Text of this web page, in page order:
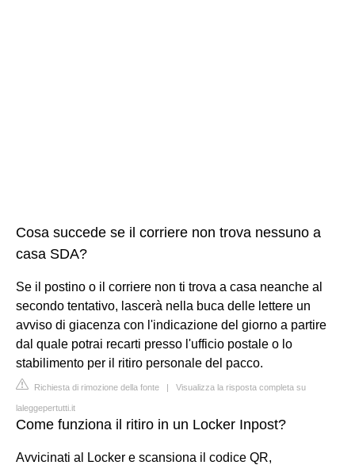
Cosa succede se il corriere non trova nessuno a
casa SDA?
Se il postino o il corriere non ti trova a casa neanche al
secondo tentativo, lascerà nella buca delle lettere un
avviso di giacenza con l'indicazione del giorno a partire
dal quale potrai recarti presso l'ufficio postale o lo
stabilimento per il ritiro personale del pacco.
Richiesta di rimozione della fonte | Visualizza la risposta completa su
laleggepertutti.it
Come funziona il ritiro in un Locker Inpost?
Avvicinati al Locker e scansiona il codice QR,